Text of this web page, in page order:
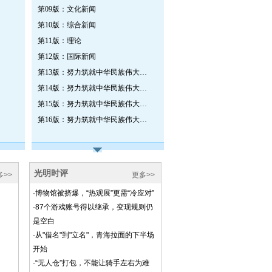
第09版：文化新闻
第10版：综合新闻
第11版：理论
第12版：国际新闻
第13版：努力筑就中华民族伟大复兴的新时代文艺高峰——中国作协十大特刊
第14版：努力筑就中华民族伟大复兴的新时代文艺高峰——中国作协十大特刊
第15版：努力筑就中华民族伟大复兴的新时代文艺高峰——中国作协十大特刊
第16版：努力筑就中华民族伟大复兴的新时代文艺高峰——中国作协十大特刊